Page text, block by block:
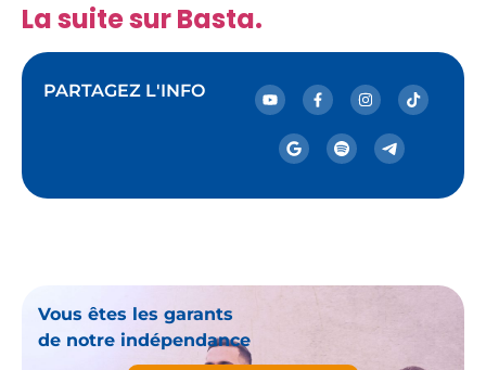
La suite sur Basta.
PARTAGEZ L'INFO
Vous êtes les garants
de notre indépendance